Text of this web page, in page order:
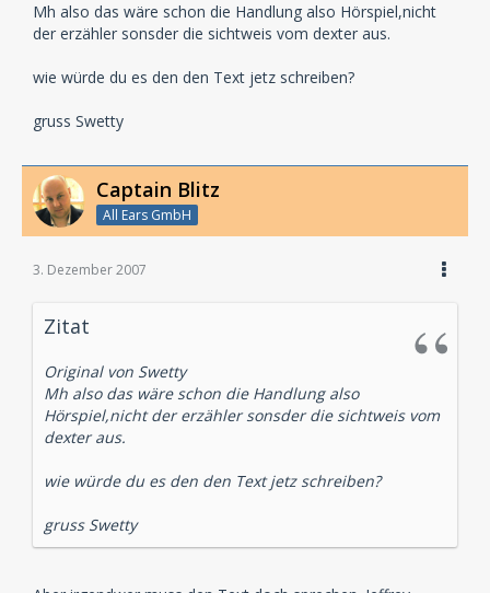
Mh also das wäre schon die Handlung also Hörspiel,nicht
der erzähler sonsder die sichtweis vom dexter aus.
wie würde du es den den Text jetz schreiben?
gruss Swetty
Captain Blitz
All Ears GmbH
3. Dezember 2007
Zitat
Original von Swetty
Mh also das wäre schon die Handlung also
Hörspiel,nicht der erzähler sonsder die sichtweis vom
dexter aus.
wie würde du es den den Text jetz schreiben?
gruss Swetty